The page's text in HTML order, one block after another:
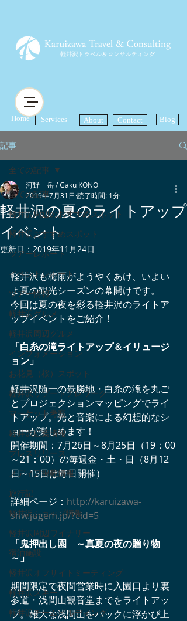
Home Services About Contact Blog
記事
全ての記事
軽井沢周辺のおすすめスポット
軽井沢おすすめスポット
ツアーレポート
イベントレポート
ツアー情報
軽井沢グルメ
軽井沢周辺グルメ
インフォメーション
お花見（桜）スポット
軽井沢リゾートテレワーク
マーケット考察
軽井沢紅葉情報
プレスリリース
メディア掲載情報
旅行記
軽井沢ショップ情報
軽井沢周辺ワイナリー
宿泊施設
軽井沢オフサイトミーティング
軽井沢スキー
軽井沢チームビルディング
全ての記事
軽井沢の夏のライトアップ
イベント
河野 岳 / Gaku KONO
2019年7月31日 読了時間: 1分
更新日： 2019年11月24日
軽井沢も梅雨がようやくあけ、いよい
よ夏の観光シーズンの幕開けです。
今回は夏の夜を彩る軽井沢のライトア
ップイベントをご紹介！
「白糸の滝ライトアップ＆イリュージ
ョン」
軽井沢随一の景勝地・白糸の滝を丸ご
とプロジェクションマッピングでライ
トアップ。光と音楽による幻想的なシ
ョーが楽しめます！
開催期間：7月26日～8月25日（19：00
～21：00）の毎週金・土・日（8月12
日～15日は毎日開催）
詳細ページ： http://karuizawa-
shw.jugem.jp/?cid=5
「鬼押出し園　～真夏の夜の贈り物
～」
期間限定で夜間営業時に入園口より裏
参道・浅間山観音堂までをライトアッ
プ。雄大な浅間山をバックに浮かび上